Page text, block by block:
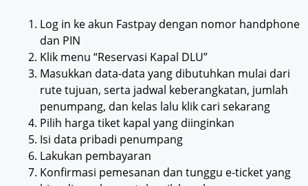
Log in ke akun Fastpay dengan nomor handphone
dan PIN
Klik menu “Reservasi Kapal DLU”
Masukkan data-data yang dibutuhkan mulai dari
rute tujuan, serta jadwal keberangkatan, jumlah
penumpang, dan kelas lalu klik cari sekarang
Pilih harga tiket kapal yang diinginkan
Isi data pribadi penumpang
Lakukan pembayaran
Konfirmasi pemesanan dan tunggu e-ticket yang